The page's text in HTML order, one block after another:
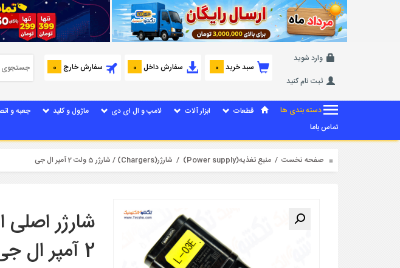
وارد شوید
ثبت نام کنید
سبد خرید 0 سفارش داخل 0 سفارش خارج 0
دسته بندی ها قطعات ابزار آلات لامپ و ال ای دی ماژول و کلید جعبه و
تماس باما
صفحه نخست / منبع تغذیه(Power supply) / شارژر(Chargers) / شارژر 5 ولت 2 آمپر ال جی
2 آمپر ال جی